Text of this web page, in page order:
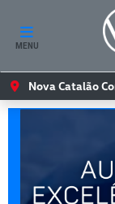
MENU
Nova Catalão